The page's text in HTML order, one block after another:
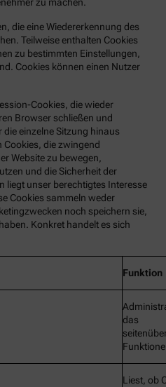
zu machen.
die eine Wiedererkennung des
Teilweise enthalten Cookies
zu bestimmten Einstellungen,
Cookies können einen Nutzer
Cookies, die wieder
Browser schließen und
einzelne Sitzung hinaus
Cookies, die zwingend
Website zu bewegen,
und die Sicherheit der
liegt unser berechtigtes Interesse
Cookies sammeln weder
noch speichern sie,
Konkret handelt es sich
Funktion
das
Liest, ob